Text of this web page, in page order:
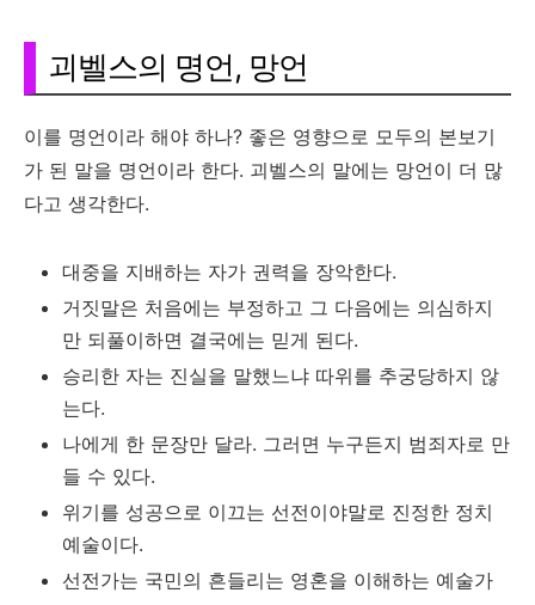
괴벨스의 명언, 망언
이를 명언이라 해야 하나? 좋은 영향으로 모두의 본보기
가 된 말을 명언이라 한다. 괴벨스의 말에는 망언이 더 많
다고 생각한다.
대중을 지배하는 자가 권력을 장악한다.
거짓말은 처음에는 부정하고 그 다음에는 의심하지
만 되풀이하면 결국에는 믿게 된다.
승리한 자는 진실을 말했느냐 따위를 추궁당하지 않
는다.
나에게 한 문장만 달라. 그러면 누구든지 범죄자로 만
들 수 있다.
위기를 성공으로 이끄는 선전이야말로 진정한 정치
예술이다.
선전가는 국민의 흔들리는 영혼을 이해하는 예술가